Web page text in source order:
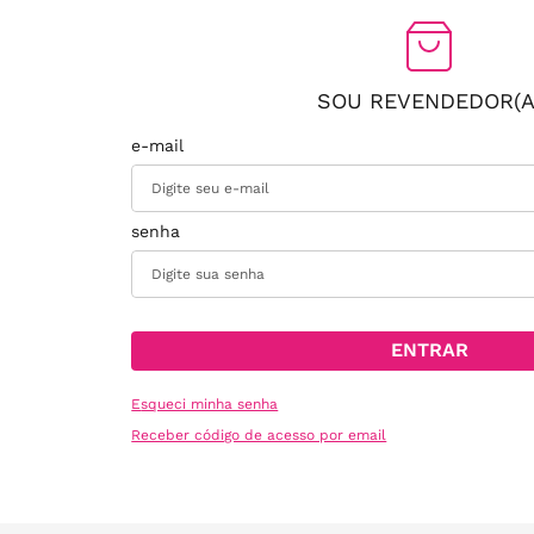
SOU
Esqueci minha senha
ENTRAR
Receber código de acesso por email